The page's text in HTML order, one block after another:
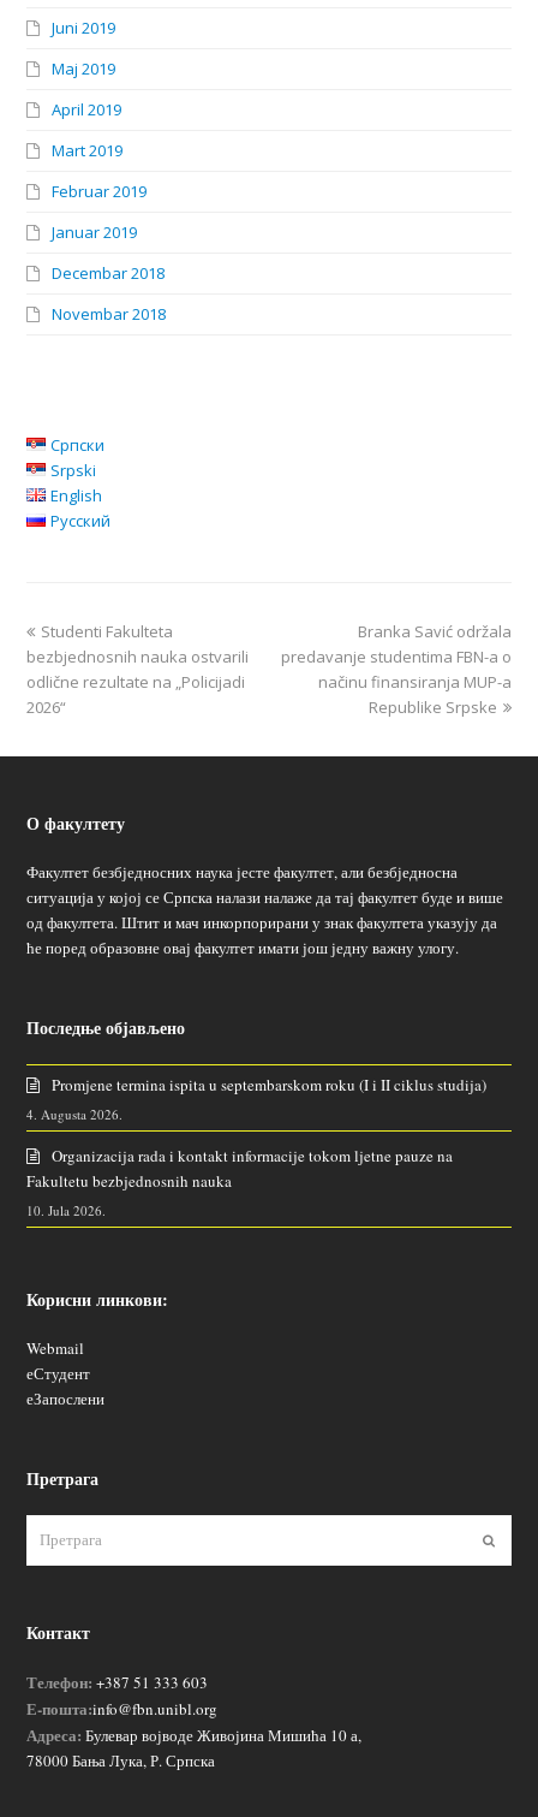
Juni 2019
Maj 2019
April 2019
Mart 2019
Februar 2019
Januar 2019
Decembar 2018
Novembar 2018
Српски
Srpski
English
Русский
Studenti Fakulteta
bezbjednosnih nauka ostvarili
odlične rezultate na „Policijadi
2026“
Branka Savić održala
predavanje studentima FBN-a o
načinu finansiranja MUP-a
Republike Srpske
О факултету
Факултет безбједносних наука јесте факултет, али безбједносна
ситуација у којој се Српска налази налаже да тај факултет буде и више
од факултета. Штит и мач инкорпорирани у знак факултета указују да
ће поред образовне овај факултет имати још једну важну улогу.
Последње објављено
Promjene termina ispita u septembarskom roku (I i II ciklus studija)
4. Augusta 2026.
Organizacija rada i kontakt informacije tokom ljetne pauze na
Fakultetu bezbjednosnih nauka
10. Jula 2026.
Корисни линкови:
Webmail
еСтудент
еЗапослени
Претрага
Контакт
Телефон: +387 51 333 603
Е-пошта:info@fbn.unibl.org
Адреса: Булевар војводе Живојина Мишића 10 а,
78000 Бања Лука, Р. Српска